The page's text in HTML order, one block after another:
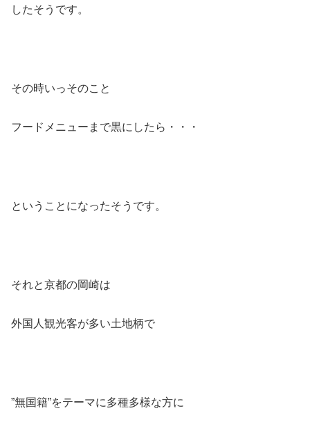
したそうです。
その時いっそのこと
フードメニューまで黒にしたら・・・
ということになったそうです。
それと京都の岡崎は
外国人観光客が多い土地柄で
”無国籍”をテーマに多種多様な方に